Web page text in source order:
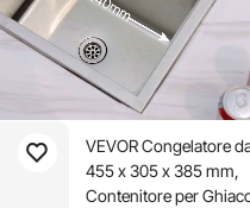
VEVOR Congelatore
455 x 305 x 385 mm,
Contenitore per